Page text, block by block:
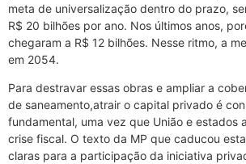
meta de universalização dentro do prazo,
R$ 20 bilhões por ano. Nos últimos anos,
chegaram a R$ 12 bilhões. Nesse ritmo, a
em 2054.
Para destravar essas obras e ampliar a
de saneamento,atrair o capital privado é
fundamental, uma vez que União e estados
crise fiscal. O texto da MP que caducou
claras para a participação da iniciativa